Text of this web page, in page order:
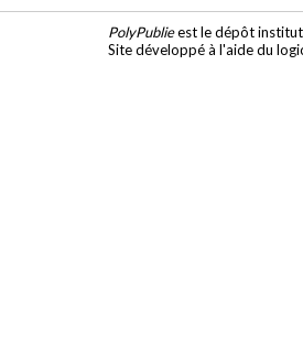
PolyPublieest le dépôt
Site développé à l'aide du